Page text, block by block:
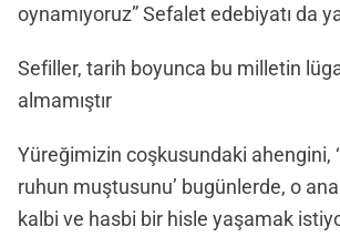
oynamıyoruz” Sefalet edebiyatı da
Sefiller, tarih boyunca bu milletin
almamıştır
Yüreğimizin coşkusundaki ahengini,
ruhun muştusunu’ bugünlerde, o
kalbi ve hasbi bir hisle yaşamak